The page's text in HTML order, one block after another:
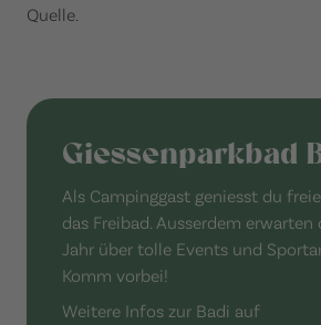
Quelle.
Giessenparkbad
Als Campinggast geniesst du
das Freibad. Ausserdem erwarten
Jahr über tolle Events und
Komm vorbei!
Weitere Infos zur Badi auf